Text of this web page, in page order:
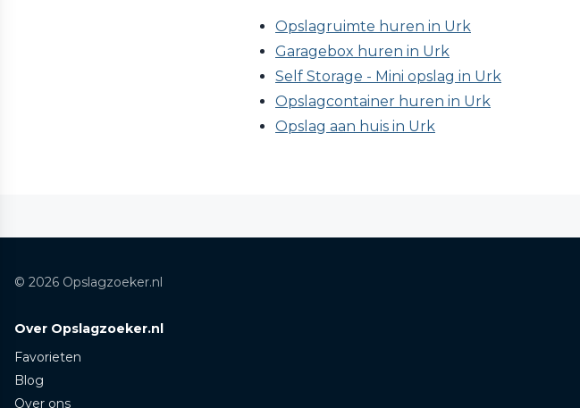
Opslagruimte huren in Urk
Garagebox huren in Urk
Self Storage - Mini opslag in Urk
Opslagcontainer huren in Urk
Opslag aan huis in Urk
© 2026 Opslagzoeker.nl
Over Opslagzoeker.nl
Favorieten
Blog
Over ons